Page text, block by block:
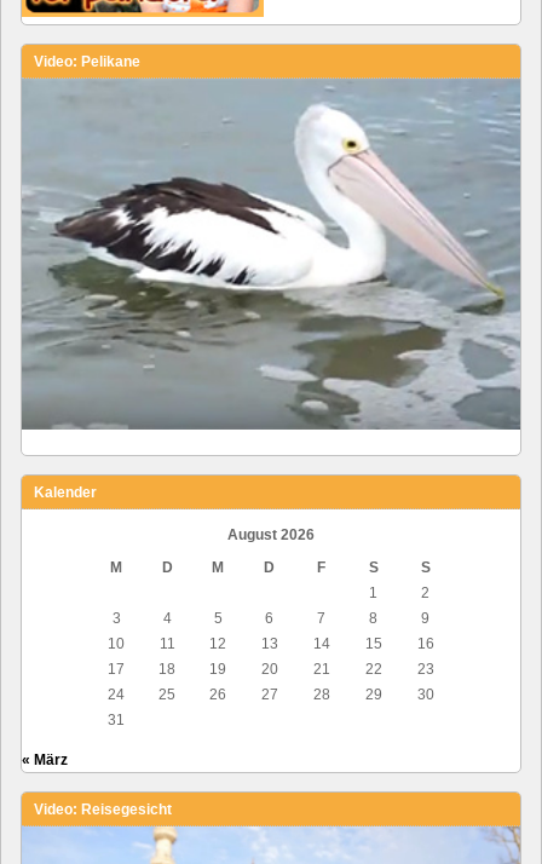
Video: Pelikane
Kalender
August 2026
M
D M D F S
S
1
2
3
4 5 6 7 8
9
10
11 12 13 14 15
16
17
18 19 20 21 22
23
24
25 26 27 28 29
30
31
« März
Video: Reisegesicht